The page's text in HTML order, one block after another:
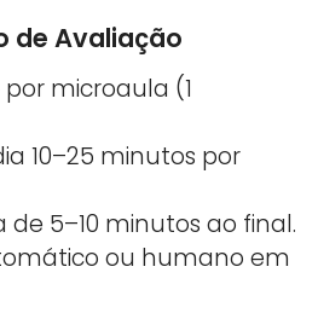
de Avaliação
microaula (1
10–25 minutos por
5–10 minutos ao final.
ou humano em